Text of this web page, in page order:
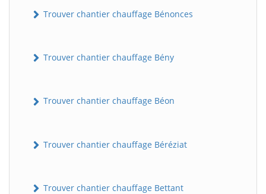
Trouver chantier chauffage Bénonces
Trouver chantier chauffage Bény
Trouver chantier chauffage Béon
Trouver chantier chauffage Béréziat
Trouver chantier chauffage Bettant